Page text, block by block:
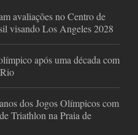
avaliações no Centro de
visando Los Angeles 2028
após uma década com
dos Jogos Olímpicos com
Triathlon na Praia de